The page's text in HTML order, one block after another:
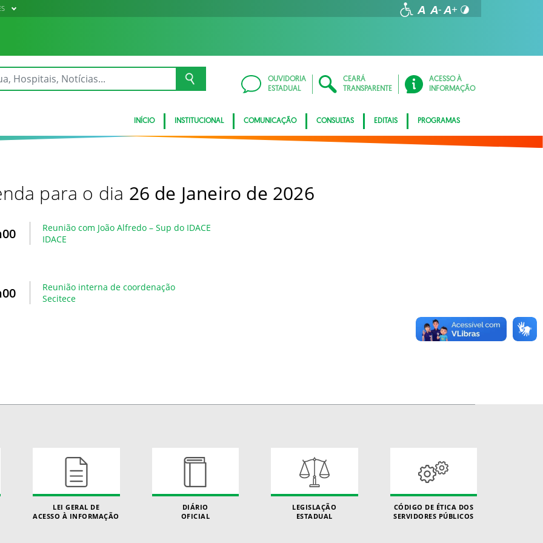
OUVIDORIA
ESTADUAL
CEARÁ
TRANSPARENTE
ACESSO À
INFORMAÇÃO
INÍCIO INSTITUCIONAL COMUNICAÇÃO CONSULTAS EDITAIS PROGRAMAS
para o dia 26 de Janeiro de 2026
Reunião com João Alfredo – Sup do IDACE
IDACE
Reunião interna de coordenação
Secitece
LEI GERAL DE
ACESSO À INFORMAÇÃO
DIÁRIO
OFICIAL
LEGISLAÇÃO
ESTADUAL
CÓDIGO DE ÉTICA DOS
SERVIDORES PÚBLICOS